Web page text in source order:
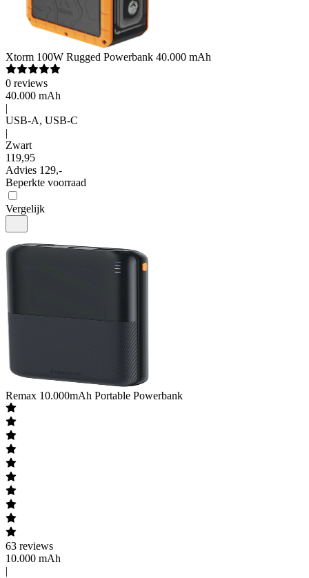
Xtorm 100W Rugged Powerbank 40.000 mAh
0 reviews
40.000 mAh
|
USB-A, USB-C
|
Zwart
119,95
Advies 129,-
Beperkte voorraad
Vergelijk
Remax 10.000mAh Portable Powerbank
63 reviews
10.000 mAh
|